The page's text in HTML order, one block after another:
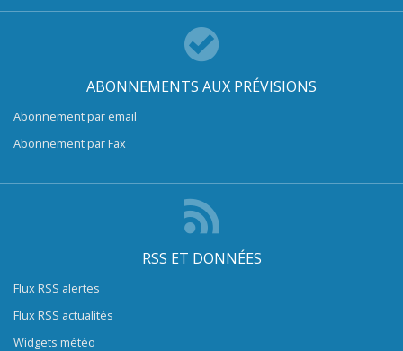
ABONNEMENTS AUX PRÉVISIONS
Abonnement par email
Abonnement par Fax
RSS ET DONNÉES
Flux RSS alertes
Flux RSS actualités
Widgets météo